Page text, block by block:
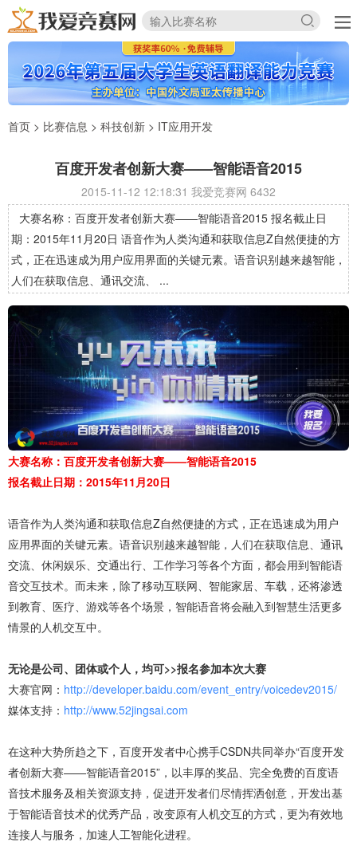
首页 > 比赛信息 > 科技创新 > IT应用开发
百度开发者创新大赛——智能语音2015
2015-11-12 12:18:31 我爱竞赛网 6432
大赛名称：百度开发者创新大赛——智能语音2015 报名截止日
期：2015年11月20日 语音作为人类沟通和获取信息Z自然便捷的方
式，正在迅速成为用户应用界面的关键元素。语音识别越来越智能，
人们在获取信息、通讯交流、 ...
大赛名称：百度开发者创新大赛——智能语音2015
报名截止日期：2015年11月20日
语音作为人类沟通和获取信息Z自然便捷的方式，正在迅速成为用户
应用界面的关键元素。语音识别越来越智能，人们在获取信息、通讯
交流、休闲娱乐、交通出行、工作学习等各个方面，都会用到智能语
音交互技术。而未来，除了移动互联网、智能家居、车载，还将渗透
到教育、医疗、游戏等各个场景，智能语音将会融入到智慧生活更多
情景的人机交互中。
无论是公司、团体或个人，均可>>报名参加本次大赛
大赛官网： http://developer.baidu.com/event_entry/voicedev2015/
媒体支持： http://www.52jingsai.com
在这种大势所趋之下，百度开发者中心携手CSDN共同举办“百度开发
者创新大赛——智能语音2015”，以丰厚的奖品、完全免费的百度语
音技术服务及相关资源支持，促进开发者们尽情挥洒创意，开发出基
于智能语音技术的优秀产品，改变原有人机交互的方式，更为有效地
连接人与服务，加速人工智能化进程。